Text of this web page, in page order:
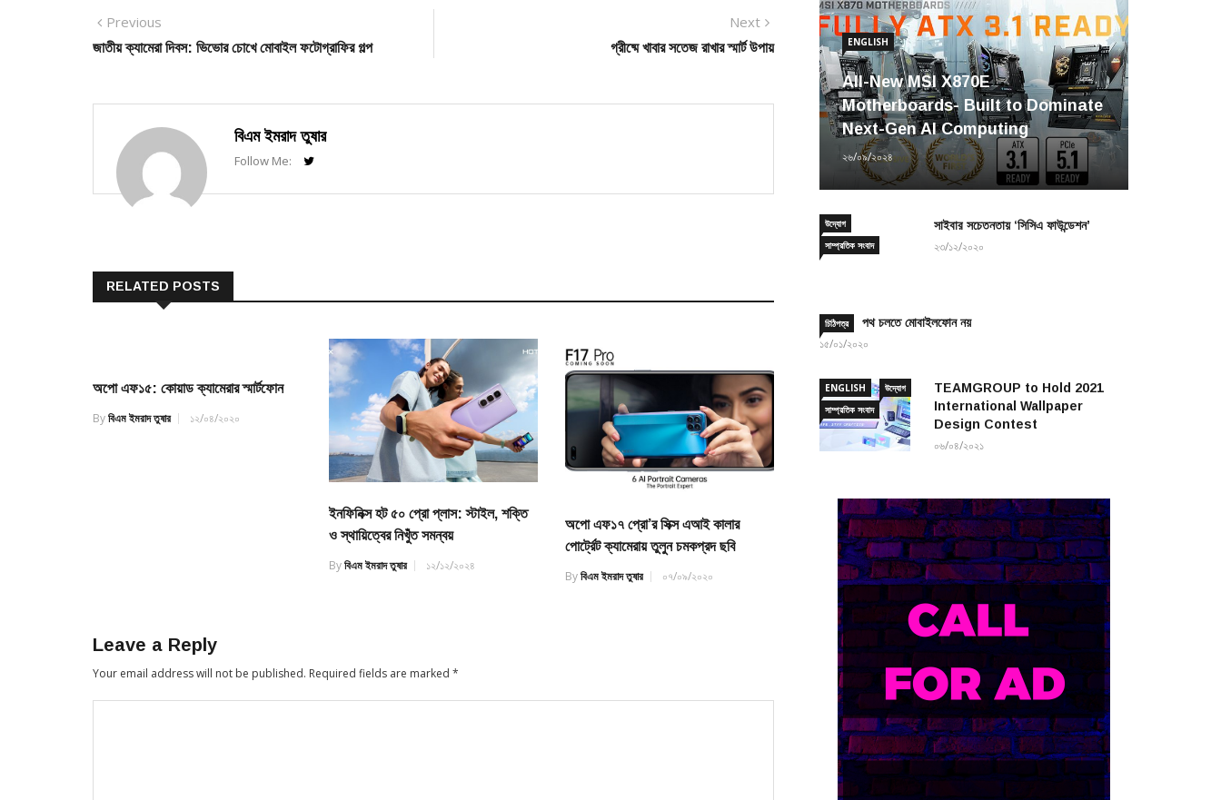
Post
navigation
Previous
post:
জাতীয় ক্যামেরা দিবস: ভিভোর চোখে মোবাইল ফটোগ্রাফির গল্প
Next
post:
গ্রীষ্মে খাবার সতেজ রাখার স্মার্ট উপায়
বিএম ইমরাদ তুষার
Follow Me:
RELATED POSTS
অপো এফ১৫: কোয়াড ক্যামেরার স্মার্টফোন
Byবিএম ইমরাদ তুষার ১২/০৪/২০২০
ইনফিনিক্স হট ৫০ প্রো প্লাস: স্টাইল, শক্তি
ও স্থায়িত্বের নিখুঁত সমন্বয়
Byবিএম ইমরাদ তুষার ১২/১২/২০২৪
অপো এফ১৭ প্রো’র সিক্স এআই কালার
পোর্ট্রেট ক্যামেরায় তুলুন চমকপ্রদ ছবি
Byবিএম ইমরাদ তুষার ০৭/০৯/২০২০
Leave a Reply
Your email address will not be published. Required fields are marked*
ENGLISH
All-New MSI X870E
Motherboards- Built to Dominate
Next-Gen AI Computing
২৬/০৯/২০২৪
উদ্যোগ
সাম্প্রতিক সংবাদ
সাইবার সচেতনতায় ‘সিসিএ ফাউন্ডেশন’
২৩/১২/২০২০
চিঠিপত্র পথ চলতে মোবাইলফোন নয়
১৫/০১/২০২০
ENGLISH
উদ্যোগ
সাম্প্রতিক সংবাদ
TEAMGROUP to Hold 2021
International Wallpaper
Design Contest
০৬/০৪/২০২১